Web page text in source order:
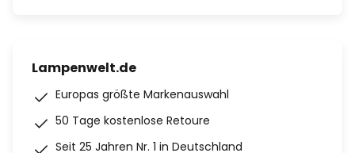
Lampenwelt.de
Europas größte Markenauswahl
50 Tage kostenlose Retoure
Seit 25 Jahren Nr. 1 in Deutschland